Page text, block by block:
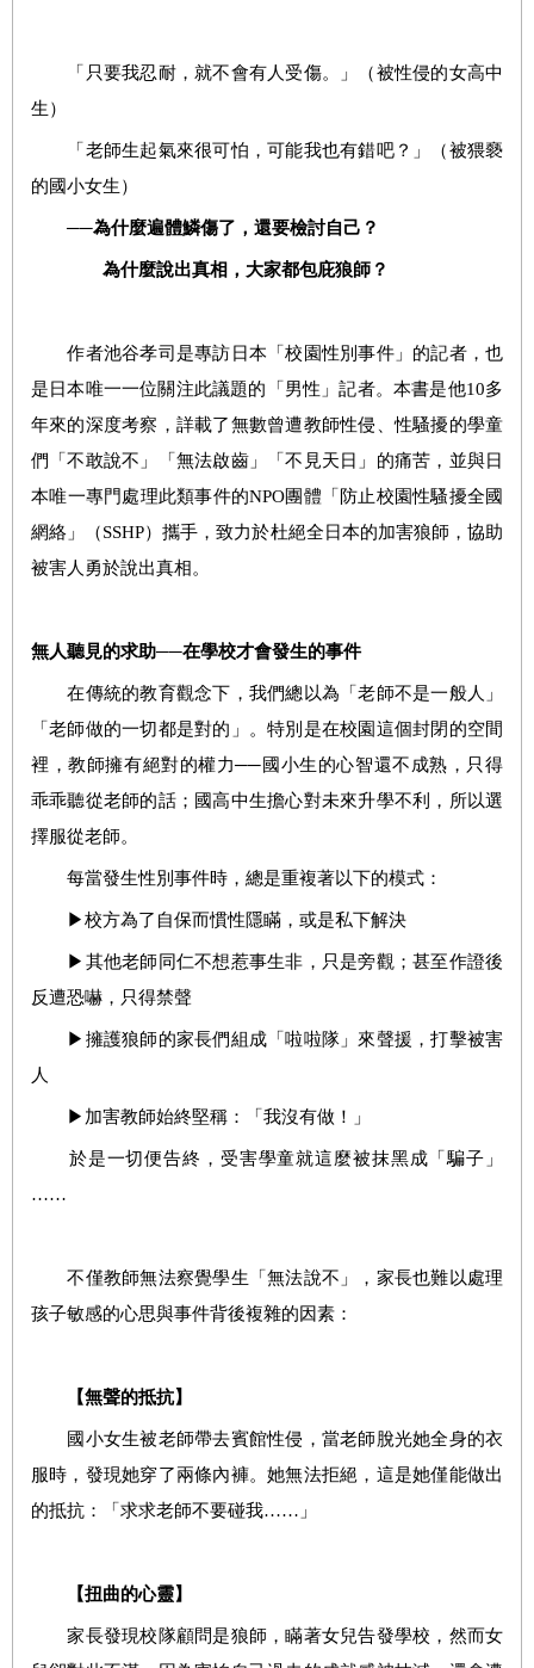
「只要我忍耐，就不會有人受傷。」（被性侵的女高中
生）
「老師生起氣來很可怕，可能我也有錯吧？」（被猥褻
的國小女生）
──為什麼遍體鱗傷了，還要檢討自己？
為什麼說出真相，大家都包庇狼師？
作者池谷孝司是專訪日本「校園性別事件」的記者，也
是日本唯一一位關注此議題的「男性」記者。本書是他10多
年來的深度考察，詳載了無數曾遭教師性侵、性騷擾的學童
們「不敢說不」「無法啟齒」「不見天日」的痛苦，並與日
本唯一專門處理此類事件的NPO團體「防止校園性騷擾全國
網絡」（SSHP）攜手，致力於杜絕全日本的加害狼師，協助
被害人勇於說出真相。
無人聽見的求助──在學校才會發生的事件
在傳統的教育觀念下，我們總以為「老師不是一般人」
「老師做的一切都是對的」。特別是在校園這個封閉的空間
裡，教師擁有絕對的權力──國小生的心智還不成熟，只得
乖乖聽從老師的話；國高中生擔心對未來升學不利，所以選
擇服從老師。
每當發生性別事件時，總是重複著以下的模式：
▶校方為了自保而慣性隱瞞，或是私下解決
▶其他老師同仁不想惹事生非，只是旁觀；甚至作證後
反遭恐嚇，只得禁聲
▶擁護狼師的家長們組成「啦啦隊」來聲援，打擊被害
人
▶加害教師始終堅稱：「我沒有做！」
於是一切便告終，受害學童就這麼被抹黑成「騙子」
……
不僅教師無法察覺學生「無法說不」，家長也難以處理
孩子敏感的心思與事件背後複雜的因素：
【無聲的抵抗】
國小女生被老師帶去賓館性侵，當老師脫光她全身的衣
服時，發現她穿了兩條內褲。她無法拒絕，這是她僅能做出
的抵抗：「求求老師不要碰我……」
【扭曲的心靈】
家長發現校隊顧問是狼師，瞞著女兒告發學校，然而女